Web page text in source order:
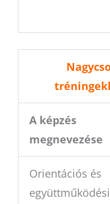
A képzés
megnevezése
Orientációs és
együttműködési